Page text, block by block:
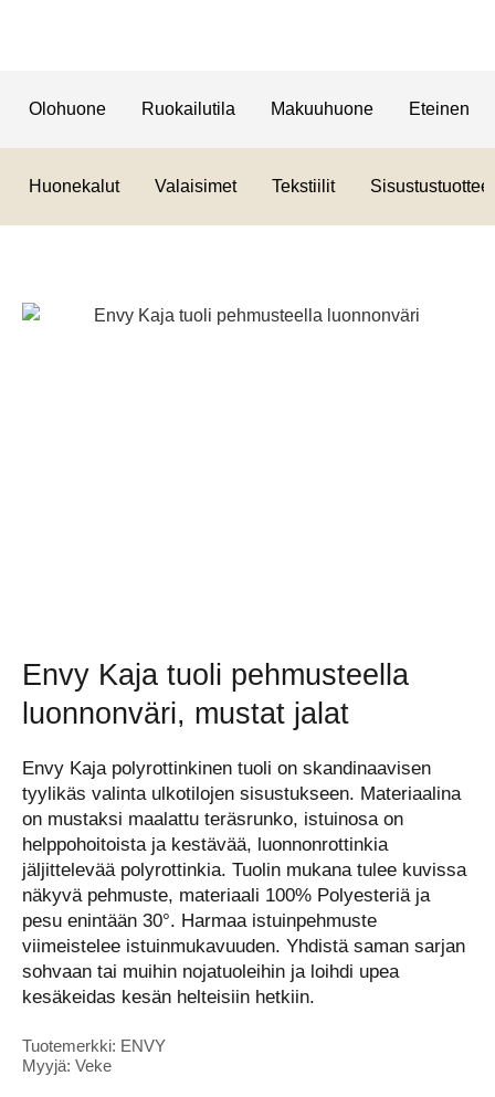
Olohuone Ruokailutila Makuuhuone Eteinen
Huonekalut Valaisimet Tekstiilit Sisustustuotteet
Envy Kaja tuoli pehmusteella
luonnonväri, mustat jalat
Envy Kaja polyrottinkinen tuoli on skandinaavisen
tyylikäs valinta ulkotilojen sisustukseen. Materiaalina
on mustaksi maalattu teräsrunko, istuinosa on
helppohoitoista ja kestävää, luonnonrottinkia
jäljittelevää polyrottinkia. Tuolin mukana tulee kuvissa
näkyvä pehmuste, materiaali 100% Polyesteriä ja
pesu enintään 30°. Harmaa istuinpehmuste
viimeistelee istuinmukavuuden. Yhdistä saman sarjan
sohvaan tai muihin nojatuoleihin ja loihdi upea
kesäkeidas kesän helteisiin hetkiin.
Tuotemerkki: ENVY
Myyjä: Veke